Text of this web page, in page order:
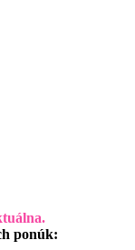
ponúk: